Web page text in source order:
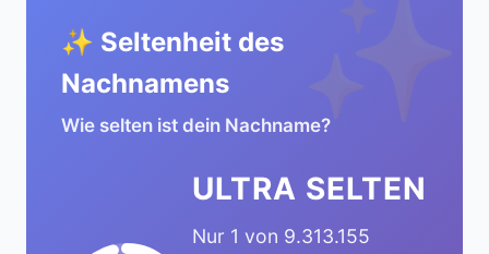
✨
✨ Seltenheit des
Nachnamens
Wie selten ist dein Nachname?
ULTRA SELTEN
Nur 1 von 9.313.155